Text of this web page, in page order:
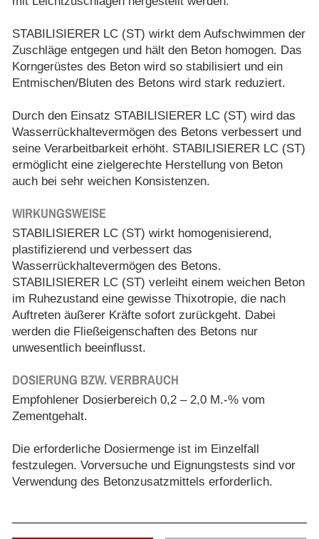
STABILISIERER LC (ST) wirkt dem Aufschwimmen der
Zuschläge entgegen und hält den Beton homogen. Das
Korngerüstes des Beton wird so stabilisiert und ein
Entmischen/Bluten des Betons wird stark reduziert.
Durch den Einsatz STABILISIERER LC (ST) wird das
Wasserrückhaltevermögen des Betons verbessert und
seine Verarbeitbarkeit erhöht. STABILISIERER LC (ST)
ermöglicht eine zielgerechte Herstellung von Beton
auch bei sehr weichen Konsistenzen.
WIRKUNGSWEISE
STABILISIERER LC (ST) wirkt homogenisierend,
plastifizierend und verbessert das
Wasserrückhaltevermögen des Betons.
STABILISIERER LC (ST) verleiht einem weichen Beton
im Ruhezustand eine gewisse Thixotropie, die nach
Auftreten äußerer Kräfte sofort zurückgeht. Dabei
werden die Fließeigenschaften des Betons nur
unwesentlich beeinflusst.
DOSIERUNG BZW. VERBRAUCH
Empfohlener Dosierbereich 0,2 – 2,0 M.-% vom
Zementgehalt.
Die erforderliche Dosiermenge ist im Einzelfall
festzulegen. Vorversuche und Eignungstests sind vor
Verwendung des Betonzusatzmittels erforderlich.